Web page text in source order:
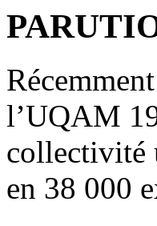
l’UQAM
collectivité
en 38 000